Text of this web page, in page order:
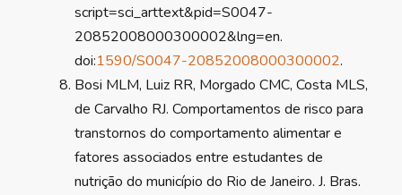
script=sci_arttext&pid=S0047-
20852008000300002&lng=en.
doi:1590/S0047-20852008000300002.
Bosi MLM, Luiz RR, Morgado CMC, Costa MLS,
de Carvalho RJ. Comportamentos de risco para
transtornos do comportamento alimentar e
fatores associados entre estudantes de
nutrição do município do Rio de Janeiro. J. Bras.